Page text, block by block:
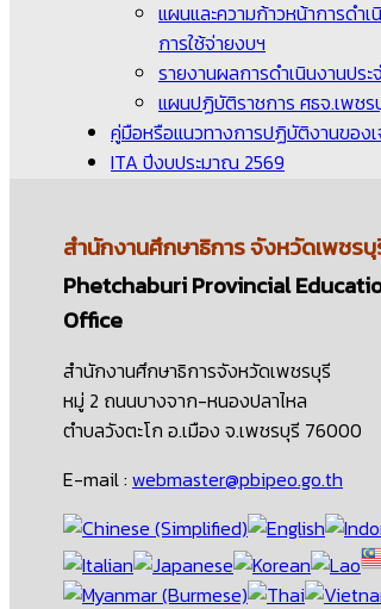
แผนและความก้าวหน้าการดำเ
การใช้จ่ายงบฯ
รายงานผลการดำเนินงานประ
แผนปฏิบัติราชการ ศธจ.เพชร
คู่มือหรือแนวทางการปฏิบัติงานของเ
ITA ปีงบประมาณ 2569
สำนักงานศึกษาธิการจังหวัดเพชร
Phetchaburi Provincial
Office
สำนักงานศึกษาธิการจังหวัดเพชรบุรี
หมู่ 2 ถนนบางจาก-หนองปลาไหล
ตำบลวังตะโก อ.เมือง จ.เพชรบุรี 76000
E-mail : webmaster@pbipeo.go.th